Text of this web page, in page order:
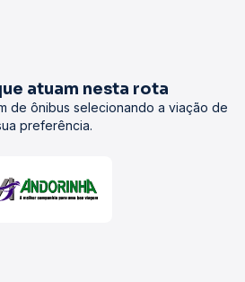
atuam nesta rota
de ônibus selecionando a viação de
preferência.